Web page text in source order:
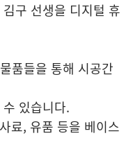
구 선생을 디지털 휴
품들을 통해 시공간
있습니다.
료, 유품 등을 베이스